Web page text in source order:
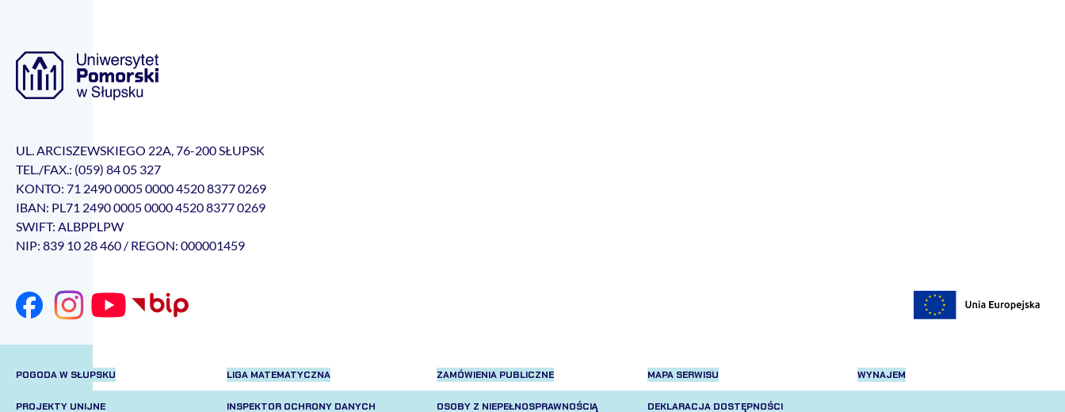
UL. ARCISZEWSKIEGO 22A, 76-200 SŁUPSK
TEL./FAX.: (059) 84 05 327
KONTO: 71 2490 0005 0000 4520 8377 0269
IBAN: PL71 2490 0005 0000 4520 8377 0269
SWIFT: ALBPPLPW
NIP: 839 10 28 460 / REGON: 000001459
POGODA W SŁUPSKU
PROJEKTY UNIJNE
LIGA MATEMATYCZNA
INSPEKTOR OCHRONY DANYCH
ZAMÓWIENIA PUBLICZNE
OSOBY Z NIEPEŁNOSPRAWNOŚCIĄ
MAPA SERWISU
DEKLARACJA DOSTĘPNOŚCI
WYNAJEM